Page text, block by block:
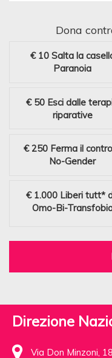
Dona
€ 10 Salta la
Paranoia
€ 50 Esci dalle
riparative
€ 250 Ferma il
No-Gender
€ 1.000 Liberi tutt*
Omo-Bi-
Direzione
Via Don Minzoni,